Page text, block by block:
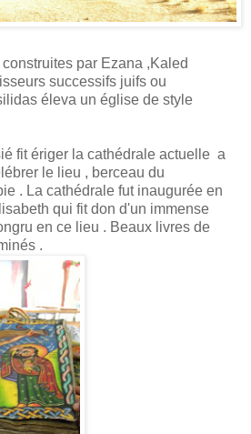
par Ezana ,Kaled
successifs juifs ou
éleva un église de style
fit ériger la cathédrale actuelle a
le lieu , berceau du
. La cathédrale fut inaugurée en
qui fit don d'un immense
en ce lieu . Beaux livres de
.